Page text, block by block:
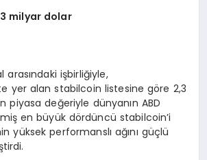
milyar dolar
arasındaki işbirliğiyle,
yer alan stabilcoin listesine göre 2,3
piyasa değeriyle dünyanın ABD
en büyük dördüncü stabilcoin’i
yüksek performanslı ağını güçlü